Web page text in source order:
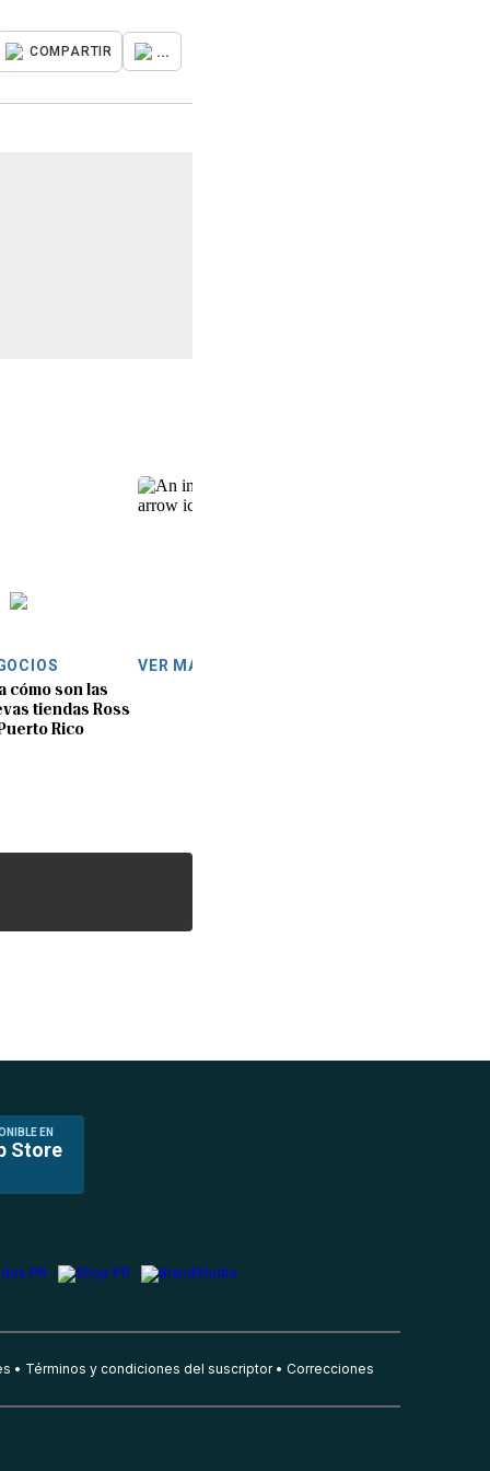
COMPARTIR ...
cómo son las
tiendas Ross
Rico
VER MÁS
EN
Store
Términos y condiciones del suscriptor Correcciones